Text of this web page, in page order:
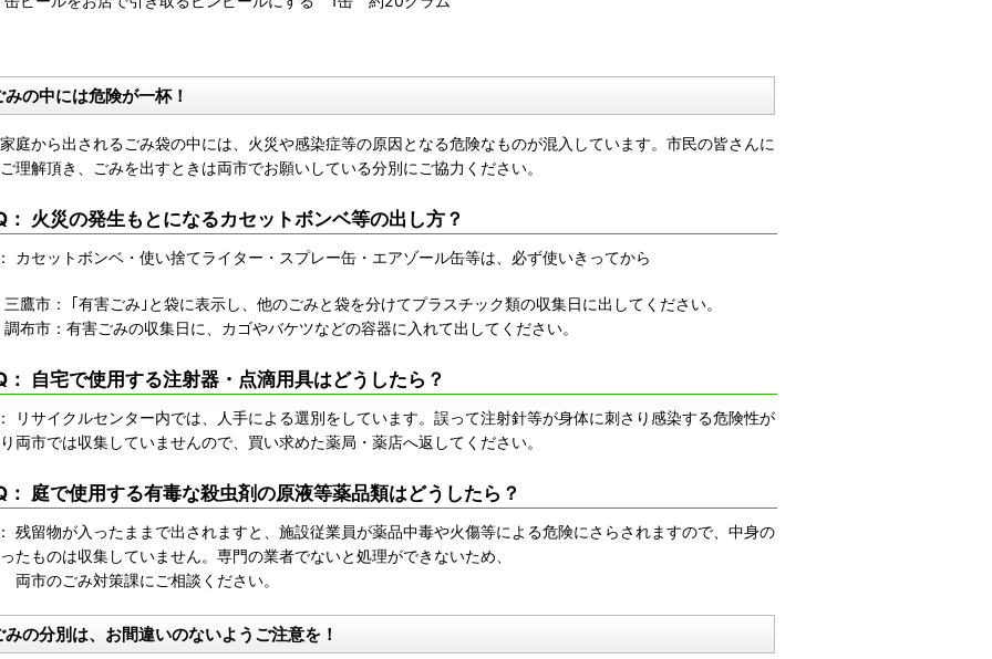
みの中には危険が一杯！
庭から出されるごみ袋の中には、火災や感染症等の原因となる危険なものが混入しています。市民の皆さんに
理解頂き、ごみを出すときは両市でお願いしている分別にご協力ください。
： 火災の発生もとになるカセットボンベ等の出し方？
カセットボンベ・使い捨てライター・スプレー缶・エアゾール缶等は、必ず使いきってから
三鷹市： ｢有害ごみ｣と袋に表示し、他のごみと袋を分けてプラスチック類の収集日に出してください。
調布市：有害ごみの収集日に、カゴやバケツなどの容器に入れて出してください。
： 自宅で使用する注射器・点滴用具はどうしたら？
リサイクルセンター内では、人手による選別をしています。誤って注射針等が身体に刺さり感染する危険性が
両市では収集していませんので、買い求めた薬局・薬店へ返してください。
： 庭で使用する有毒な殺虫剤の原液等薬品類はどうしたら？
残留物が入ったままで出されますと、施設従業員が薬品中毒や火傷等による危険にさらされますので、中身の
たものは収集していません。専門の業者でないと処理ができないため、
市のごみ対策課にご相談ください。
みの分別は、お間違いのないようご注意を！